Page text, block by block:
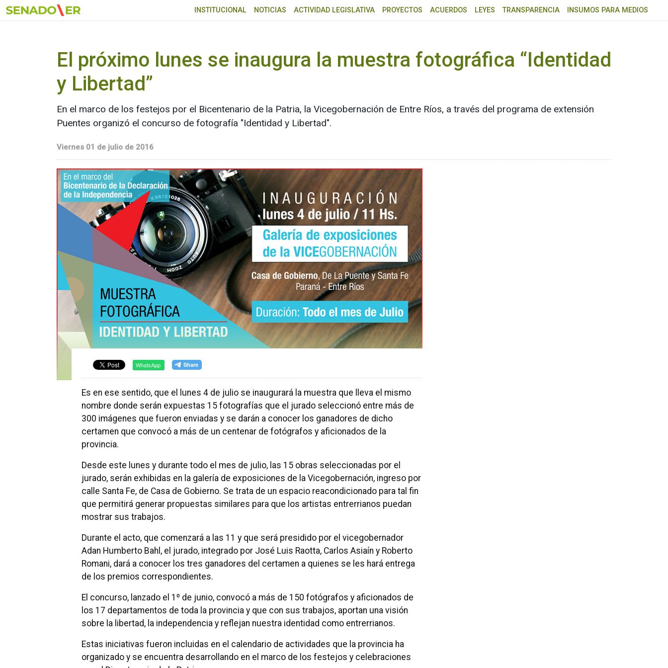
Ir al menú principal
INSTITUCIONAL NOTICIAS ACTIVIDAD LEGISLATIVA PROYECTOS ACUERDOS LEYES TRANSPARENCIA INSUMOS PARA MEDIOS
El próximo lunes se inaugura la muestra fotográfica “Identidad
y Libertad”
En el marco de los festejos por el Bicentenario de la Patria, la Vicegobernación de Entre Ríos, a través del programa de extensión
Puentes organizó el concurso de fotografía "Identidad y Libertad".
Viernes 01 de julio de 2016
WhatsApp
Es en ese sentido, que el lunes 4 de julio se inaugurará la muestra que lleva el mismo
nombre donde serán expuestas 15 fotografías que el jurado seleccionó entre más de
300 imágenes que fueron enviadas y se darán a conocer los ganadores de dicho
certamen que convocó a más de un centenar de fotógrafos y aficionados de la
provincia.
Desde este lunes y durante todo el mes de julio, las 15 obras seleccionadas por el
jurado, serán exhibidas en la galería de exposiciones de la Vicegobernación, ingreso por
calle Santa Fe, de Casa de Gobierno. Se trata de un espacio reacondicionado para tal fin
que permitirá generar propuestas similares para que los artistas entrerrianos puedan
mostrar sus trabajos.
Durante el acto, que comenzará a las 11 y que será presidido por el vicegobernador
Adan Humberto Bahl, el jurado, integrado por José Luis Raotta, Carlos Asiaín y Roberto
Romani, dará a conocer los tres ganadores del certamen a quienes se les hará entrega
de los premios correspondientes.
El concurso, lanzado el 1º de junio, convocó a más de 150 fotógrafos y aficionados de
los 17 departamentos de toda la provincia y que con sus trabajos, aportan una visión
sobre la libertad, la independencia y reflejan nuestra identidad como entrerrianos.
Estas iniciativas fueron incluidas en el calendario de actividades que la provincia ha
organizado y se encuentra desarrollando en el marco de los festejos y celebraciones